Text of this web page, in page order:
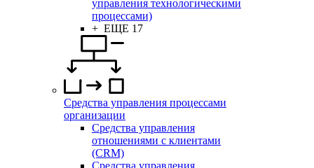
управления технологическими
процессами)
+ ЕЩЕ 17
Средства управления процессами
организации
Средства управления
отношениями с клиентами
(CRM)
Средства управления